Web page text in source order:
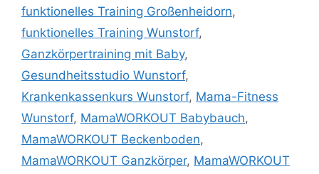
funktionelles Training Großenheidorn,
funktionelles Training Wunstorf,
Ganzkörpertraining mit Baby,
Gesundheitsstudio Wunstorf,
Krankenkassenkurs Wunstorf, Mama-Fitness
Wunstorf, MamaWORKOUT Babybauch,
MamaWORKOUT Beckenboden,
MamaWORKOUT Ganzkörper, MamaWORKOUT